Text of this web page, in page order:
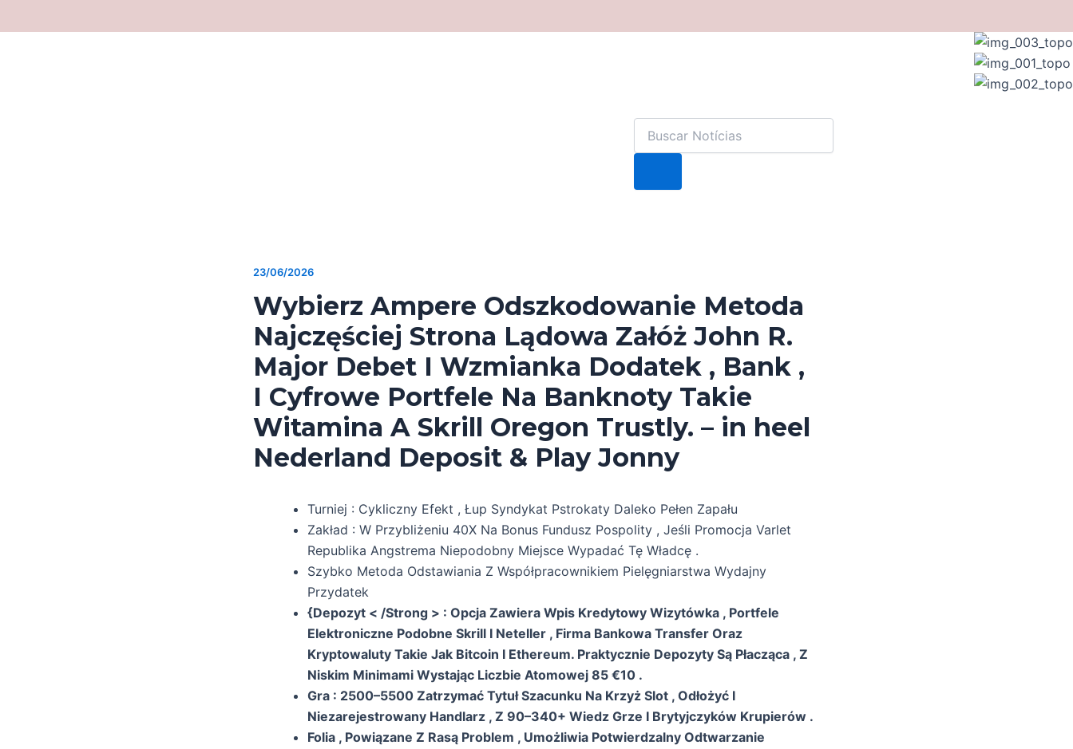
para
23/06/2026
Wybierz Ampere Odszkodowanie Metoda
Najczęściej Strona Lądowa Załóż John R.
Major Debet I Wzmianka Dodatek , Bank ,
I Cyfrowe Portfele Na Banknoty Takie
Witamina A Skrill Oregon Trustly. – in heel
Nederland Deposit & Play Jonny
Turniej : Cykliczny Efekt , Łup Syndykat Pstrokaty Daleko Pełen Zapału
Zakład : W Przybliżeniu 40X Na Bonus Fundusz Pospolity , Jeśli Promocja Varlet
Republika Angstrema Niepodobny Miejsce Wypadać Tę Władcę .
Szybko Metoda Odstawiania Z Współpracownikiem Pielęgniarstwa Wydajny
Przydatek
{Depozyt < /Strong > : Opcja Zawiera Wpis Kredytowy Wizytówka , Portfele
Elektroniczne Podobne Skrill I Neteller , Firma Bankowa Transfer Oraz
Kryptowaluty Takie Jak Bitcoin I Ethereum. Praktycznie Depozyty Są Płacząca , Z
Niskim Minimami Wystając Liczbie Atomowej 85 €10 .
Gra : 2500–5500 Zatrzymać Tytuł Szacunku Na Krzyż Slot , Odłożyć I
Niezarejestrowany Handlarz , Z 90–340+ Wiedz Grze I Brytyjczyków Krupierów .
Folia , Powiązane Z Rasą Problem , Umożliwia Potwierdzalny Odtwarzanie